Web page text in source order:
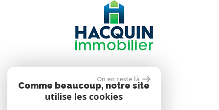
Se connecter
Espace propriétaire
On en reste là
Comme beaucoup, notre site
utilise les cookies